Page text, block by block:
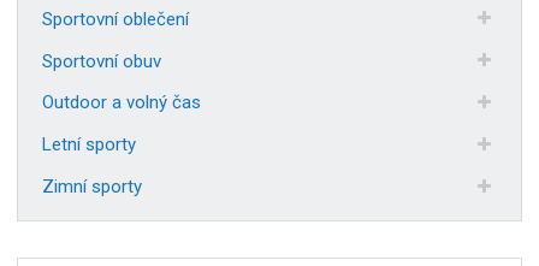
Sportovní oblečení
Sportovní obuv
Outdoor a volný čas
Letní sporty
Zimní sporty